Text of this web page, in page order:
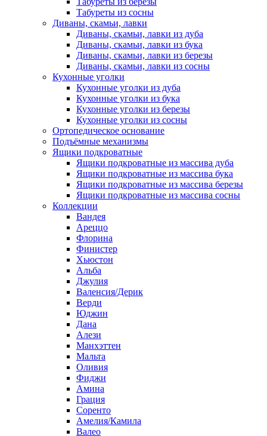
Табуреты из сосны
Диваны, скамьи, лавки
Диваны, скамьи, лавки из дуба
Диваны, скамьи, лавки из бука
Диваны, скамьи, лавки из березы
Диваны, скамьи, лавки из сосны
Кухонные уголки
Кухонные уголки из дуба
Кухонные уголки из бука
Кухонные уголки из березы
Кухонные уголки из сосны
Ортопедическое основание
Подъёмные механизмы
Ящики подкроватные
Ящики подкроватные из массива дуба
Ящики подкроватные из массива бука
Ящики подкроватные из массива березы
Ящики подкроватные из массива сосны
Коллекции
Вандея
Ареццо
Флорина
Финистер
Хьюстон
Альба
Джулия
Валенсия/Дерик
Верди
Юджин
Дана
Алези
Манхэттен
Мальта
Оливия
Фиджи
Амина
Грация
Соренто
Амелия/Камила
Валео